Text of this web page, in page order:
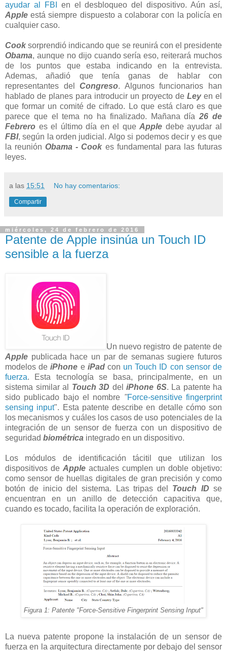
ayudar al FBI
en el desbloqueo del dispositivo. Aún así,
Apple está siempre dispuesto a colaborar con la policía en
cualquier caso.
Cook sorprendió indicando que se reunirá con el presidente
Obama, aunque no dijo cuando sería eso, reiterará muchos
de los puntos que estaba indicando en la entrevista.
Ademas, añadió que tenía ganas de hablar con
representantes delCongreso. Algunos funcionarios han
hablado de planes para introducir un proyecto de Ley en el
que formar un comité de cifrado. Lo que está claro es que
parece que el tema no ha finalizado. Mañana día26 de
Febrero es el último día en el queApple debe ayudar al
FBI, según la orden judicial. Algo si podemos decir y es que
la reuniónObama - Cook es fundamental para las futuras
leyes.
a las 15:51 No hay comentarios:
Compartir
miércoles, 24 de febrero de 2016
Patente de Apple insinúa un Touch ID
sensible a la fuerza
Un nuevo registro de patente de
Apple publicada hace un par de semanas sugiere futuros
modelos deiPhone e iPad con un Touch ID con sensor de
fuerza. Esta tecnología se basa, principalmente, en un
sistema similar al Touch 3D del iPhone 6S. La patente ha
sido publicado bajo el nombre "Force-sensitive fingerprint
sensing input". Esta patente describe en detalle cómo son
los mecanismos y cuáles los casos de uso potenciales de la
integración de un sensor de fuerza con un dispositivo de
seguridad biométrica integrado en un dispositivo.
Los módulos de identificación tácitil que utilizan los
dispositivos de Apple actuales cumplen un doble objetivo:
como sensor de huellas digitales de gran precisión y como
botón de inicio del sistema. Las tripas del Touch ID se
encuentran en un anillo de detección capacitiva que,
cuando es tocado, facilita la operación de exploración.
Figura 1: Patente "Force-Sensitive Fingerprint Sensing Input"
La nueva patente propone la instalación de un sensor de
fuerza en la arquitectura directamente por debajo del sensor